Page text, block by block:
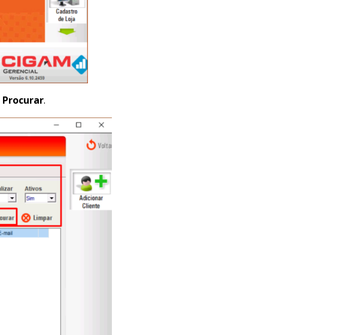
Procurar.